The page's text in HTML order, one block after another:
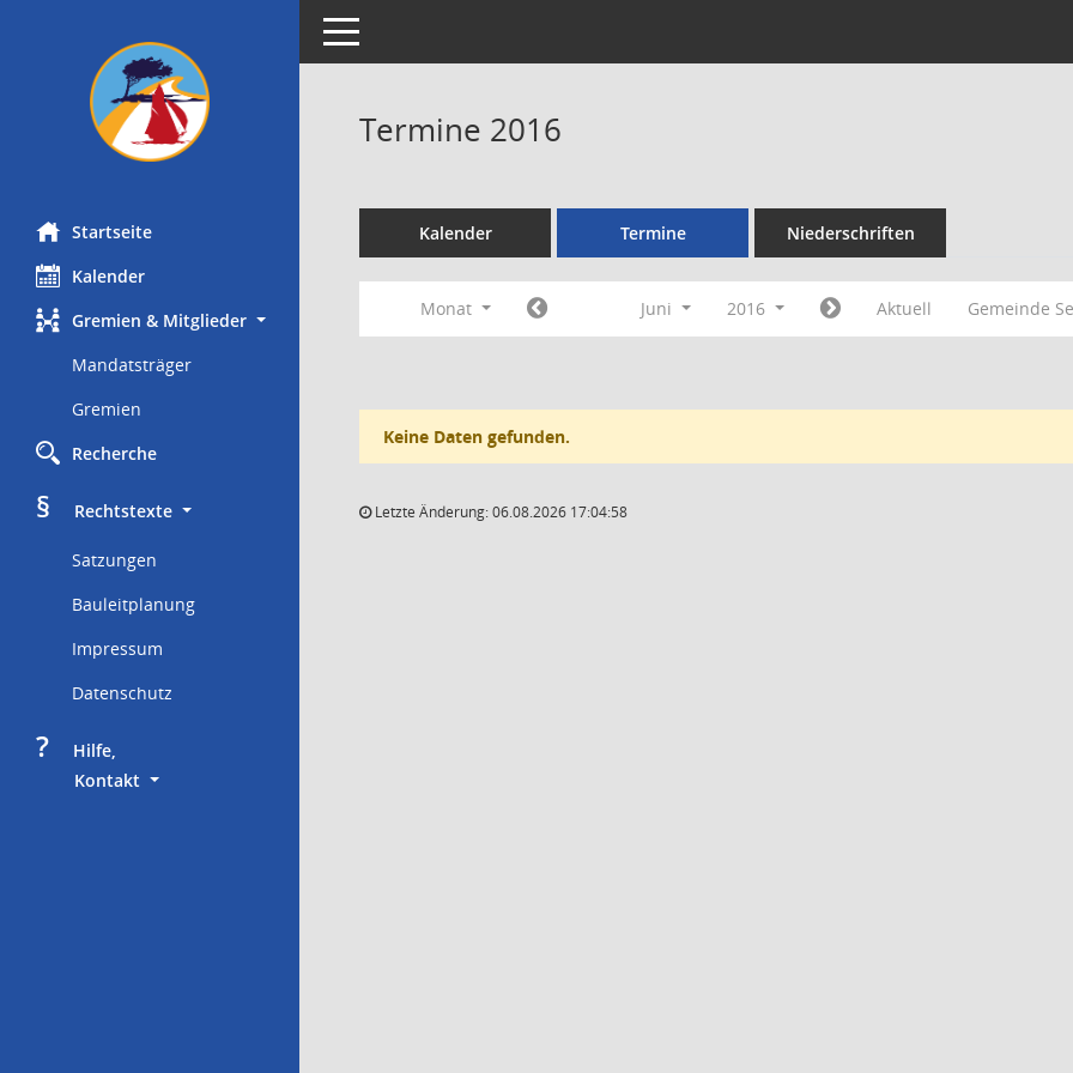
Startseite
Kalender
Gremien & Mitglieder
Mandatsträger
Gremien
Recherche
§
     Rechtstexte
Satzungen
Bauleitplanung
Impressum
Datenschutz
?
     Hilfe,
Kontakt
Toggle navigation
Termine 2016
Kalender Termine Niederschriften
Monat Juni 2016 Aktuell Gemeinde
Keine Daten gefunden.
Letzte Änderung: 06.08.2026 17:04:58